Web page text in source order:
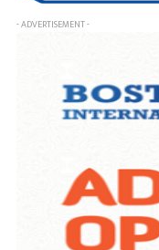
- ADVERTISEMENT -